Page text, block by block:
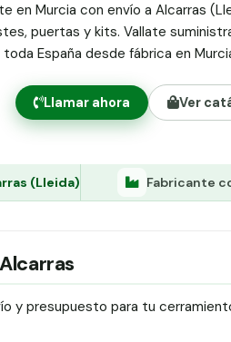
en Murcia con envío a Alcarras
puertas y kits. Vallate
toda España desde fábrica en
Llamar ahora Ver
(Lleida) Fabricante
y presupuesto para tu